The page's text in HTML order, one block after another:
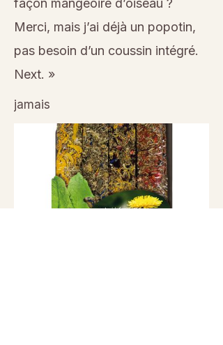
Merci, mais j’ai déjà un popotin,
pas besoin d’un coussin intégré.
Next. »
jamais